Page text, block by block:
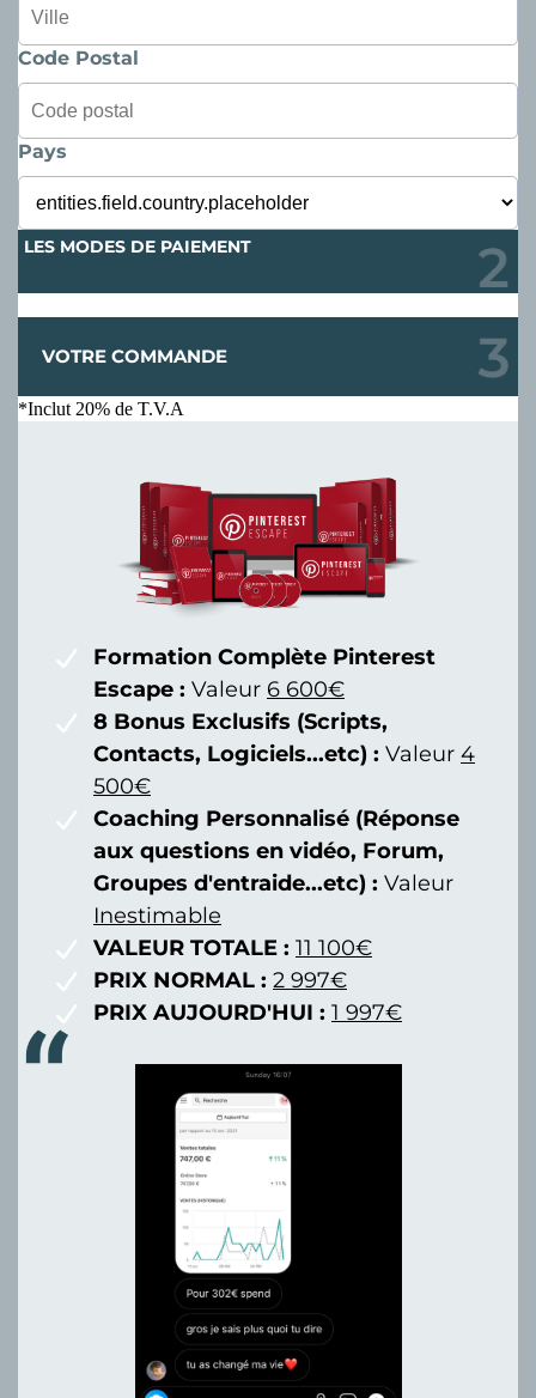
Code Postal
Pays
LES MODES DE PAIEMENT
VOTRE COMMANDE
*Inclut 20% de T.V.A
Formation Complète Pinterest
Escape : Valeur 6 600€
8 Bonus Exclusifs (Scripts,
Contacts, Logiciels...etc) : Valeur 4
500€
Coaching Personnalisé (Réponse
aux questions en vidéo, Forum,
Groupes d'entraide...etc) : Valeur
Inestimable
VALEUR TOTALE : 11 100€
PRIX NORMAL : 2 997€
PRIX AUJOURD'HUI : 1 997€